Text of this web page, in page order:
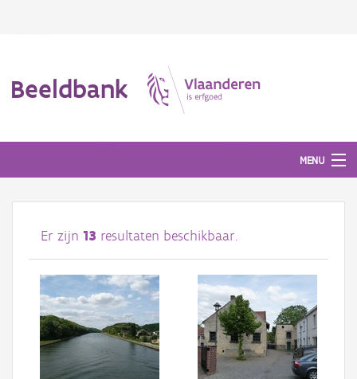
Beeldbank
MENU
Afbeeldingen
#BeeldIndeKijker
Hergebruik
Over ons
Er zijn 13 resultaten beschikbaar.